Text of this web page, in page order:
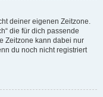
deiner eigenen Zeitzone.
die für dich passende
Zeitzone kann dabei nur
du noch nicht registriert